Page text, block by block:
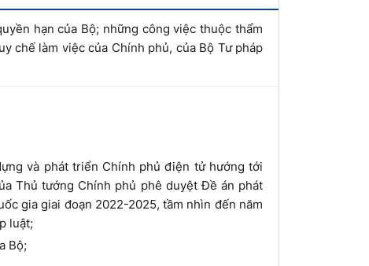
hạn của Bộ; những công việc thuộc thẩm
chế làm việc của Chính phủ, của Bộ Tư pháp
và phát triển Chính phủ điện tử hướng tới
Thủ tướng Chính phủ phê duyệt Đề án phát
gia giai đoạn 2022-2025, tầm nhìn đến năm
luật;
Bộ;